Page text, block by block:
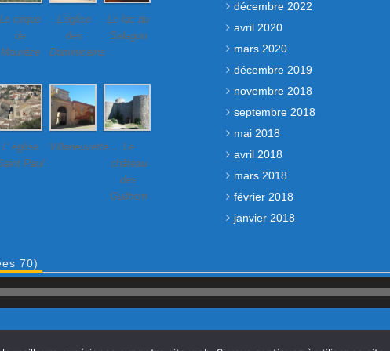
Le cirque
de
Mourèze
L’église
des
Dominicains
Le lac du
Salagou
L’ église
Paul
Villeneuvette… Le
château
des
Guilhem
décembre 2022
avril 2020
mars 2020
décembre 2019
novembre 2018
septembre 2018
mai 2018
avril 2018
mars 2018
février 2018
janvier 2018
70)
audio